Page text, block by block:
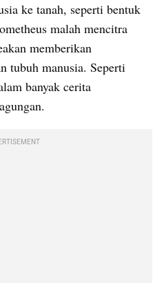
ke tanah, seperti bentuk
malah mencitra
memberikan
tubuh manusia. Seperti
banyak cerita